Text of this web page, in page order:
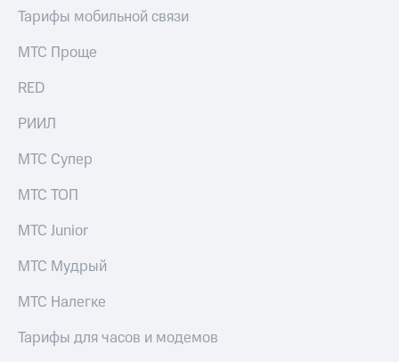
скидки
товары
Тарифы мобильной связи
МТС Проще
RED
РИИЛ
МТС Супер
МТС ТОП
МТС Junior
МТС Мудрый
МТС Налегке
Тарифы для часов и модемов